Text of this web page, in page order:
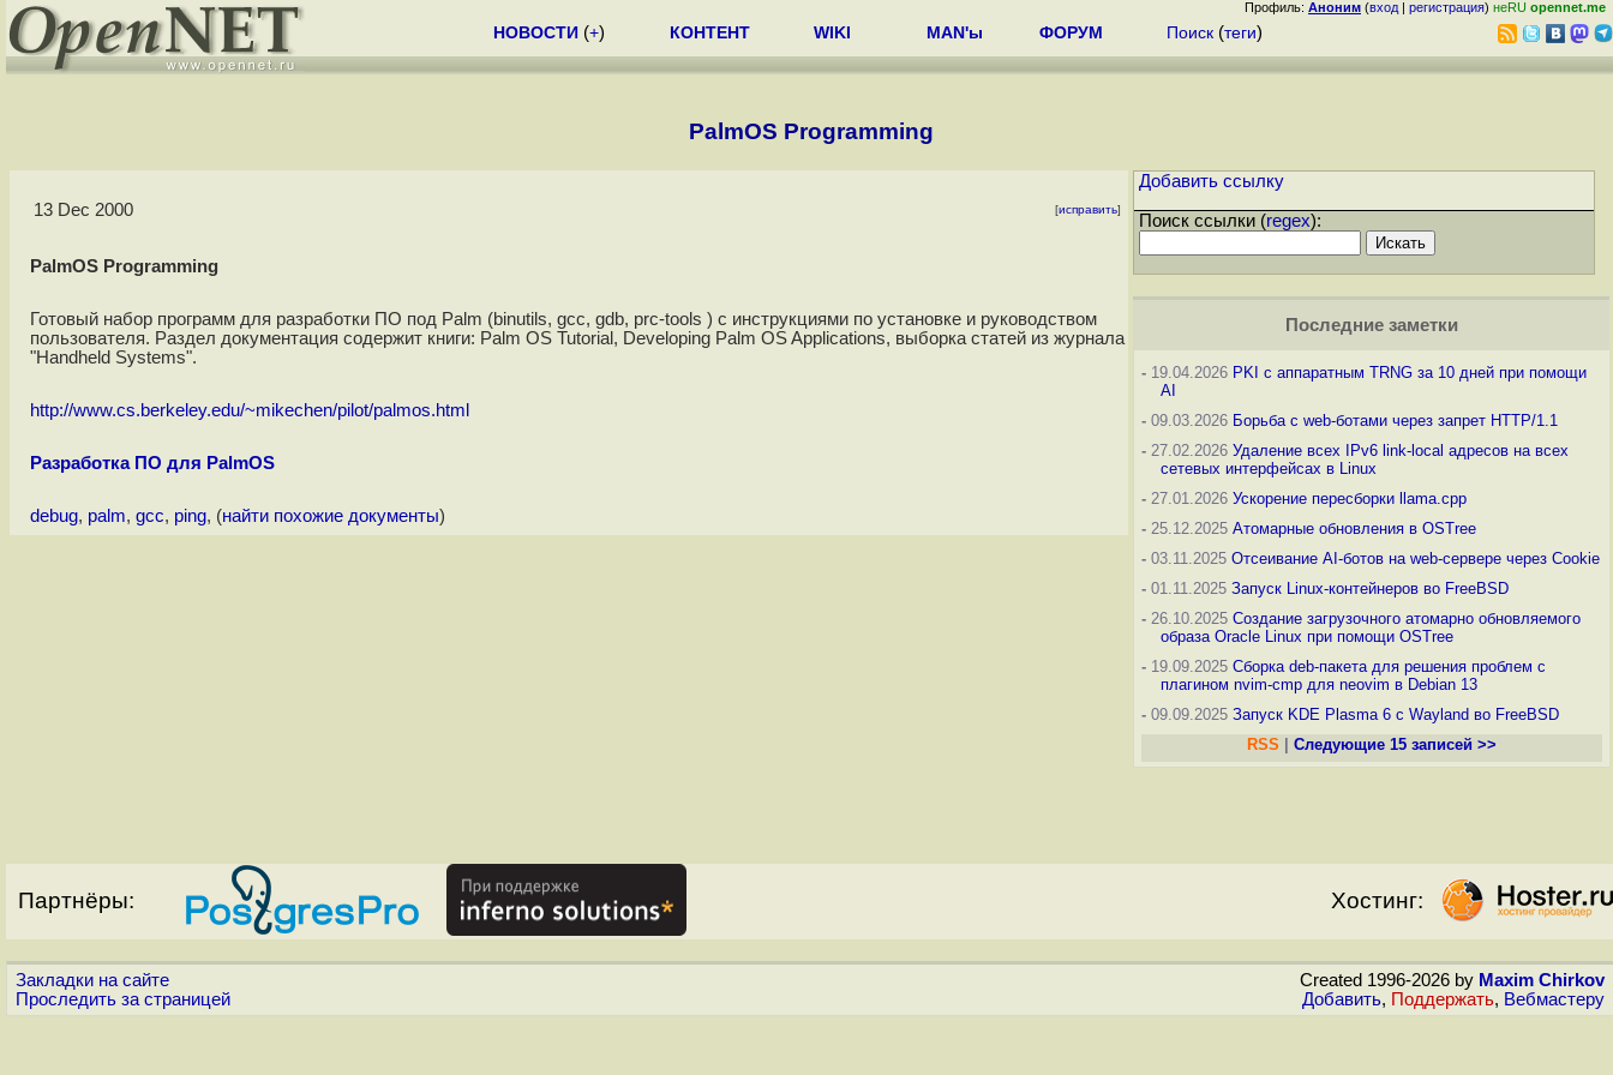
Профиль: Аноним (вход | регистрация) неRU opennet.me
НОВОСТИ (+) КОНТЕНТ WIKI MAN'ы ФОРУМ Поиск (теги)
PalmOS Programming
13 Dec 2000 [исправить]
PalmOS Programming
Готовый набор программ для разработки ПО под Palm (binutils, gcc, gdb, prc-tools ) с инструкциями по установке и руководством
пользователя. Раздел документация содержит книги: Palm OS Tutorial, Developing Palm OS Applications, выборка статей из журнала
"Handheld Systems".
http://www.cs.berkeley.edu/~mikechen/pilot/palmos.html
Разработка ПО для PalmOS
debug, palm, gcc, ping, (найти похожие документы)
Добавить ссылку
Поиск ссылки (regex):
Последние заметки
- 19.04.2026 PKI с аппаратным TRNG за 10 дней при помощи
AI
- 09.03.2026 Борьба с web-ботами через запрет HTTP/1.1
- 27.02.2026 Удаление всех IPv6 link-local адресов на всех
сетевых интерфейсах в Linux
- 27.01.2026 Ускорение пересборки llama.cpp
- 25.12.2025 Атомарные обновления в OSTree
- 03.11.2025 Отсеивание AI-ботов на web-сервере через Cookie
- 01.11.2025 Запуск Linux-контейнеров во FreeBSD
- 26.10.2025 Создание загрузочного атомарно обновляемого
образа Oracle Linux при помощи OSTree
- 19.09.2025 Сборка deb-пакета для решения проблем с
плагином nvim-cmp для neovim в Debian 13
- 09.09.2025 Запуск KDE Plasma 6 с Wayland во FreeBSD
RSS
Следующие 15 записей >>
Партнёры: Хостинг:
Закладки на сайте
Проследить за страницей
Created 1996-2026 by Maxim Chirkov
Добавить, Поддержать, Вебмастеру